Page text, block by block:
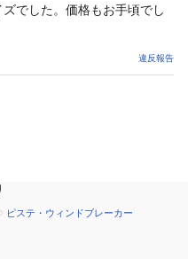
でした。価格もお手頃でし
違反報告
ピステ・ウィンドブレーカー